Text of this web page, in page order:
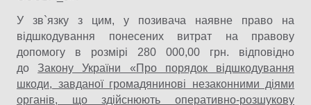
У зв`язку з цим, у позивача наявне право на
відшкодування понесених витрат на правову
допомогу в розмірі 280 000,00 грн. відповідно
до Закону України «Про порядок відшкодування
шкоди, завданої громадянинові незаконними діями
органів, що здійснюють оперативно-розшукову